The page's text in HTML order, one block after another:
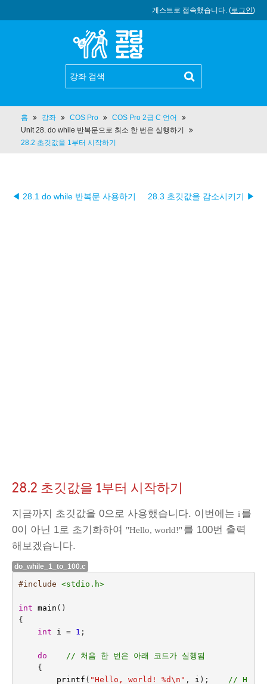
게스트로 접속했습니다. (로그인)
홈 강좌 COS Pro
COS Pro 2급 C 언어
Unit 28. do while 반복문으로 최소 한 번은 실행하기
28.2 초깃값을 1부터 시작하기
◀ 28.1 do while 반복문 사용하기 28.3 초깃값을 감소시키기 ▶︎
28.2 초깃값을 1부터 시작하기
지금까지 초깃값을 0으로 사용했습니다. 이번에는 i 를
0이 아닌 1로 초기화하여 "Hello, world!" 를 100번 출력
해보겠습니다.
do_while_1_to_100.c
#include <stdio.h>
int main ()
{
int
i = 1 ;
do
// 처음 한 번은 아래 코드가 실행됨
{
printf ( "Hello, world! %d\n " , i );
// H